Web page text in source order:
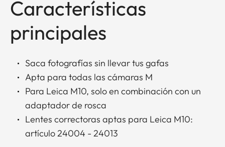
Características
principales
Saca fotografías sin llevar tus gafas
Apta para todas las cámaras M
Para Leica M10, solo en combinación con un
adaptador de rosca
Lentes correctoras aptas para Leica M10:
artículo 24004 - 24013